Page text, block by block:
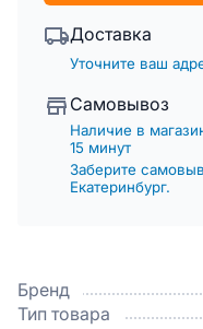
Бренд
Тип товара
Доставка
Уточните ваш
Самовывоз
Наличие в
15 минут
Заберите
Екатеринбург.